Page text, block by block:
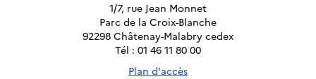
1/7, rue Jean Monnet
Parc de la Croix-Blanche
92298 Châtenay-Malabry cedex
Tél : 01 46 11 80 00
Plan d'accès